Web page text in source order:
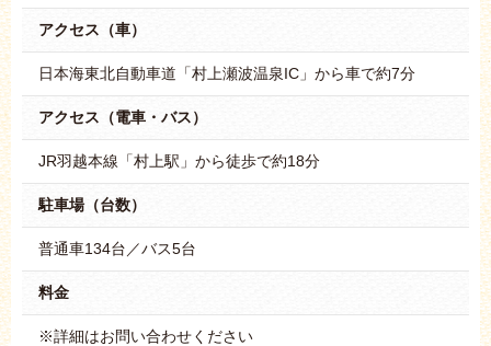
アクセス（車）
日本海東北自動車道「村上瀬波温泉IC」から車で約7分
アクセス（電車・バス）
JR羽越本線「村上駅」から徒歩で約18分
駐車場（台数）
普通車134台／バス5台
料金
※詳細はお問い合わせください